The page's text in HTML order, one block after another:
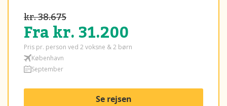
kr. 38.675
Fra kr. 31.200
Pris pr. person ved 2 voksne & 2 børn
København
September
Se rejsen